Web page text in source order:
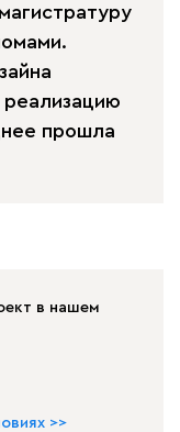
реализацию
прошла
в нашем
>>